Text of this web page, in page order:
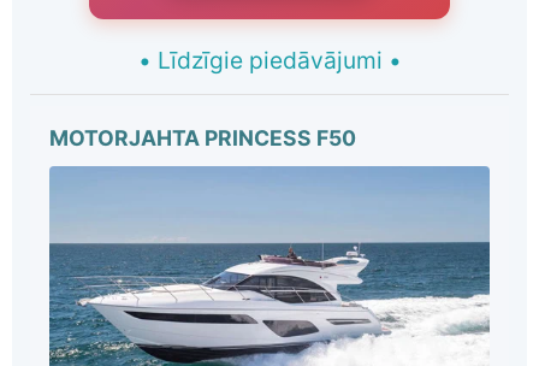
• Līdzīgie piedāvājumi •
MOTORJAHTA PRINCESS F50